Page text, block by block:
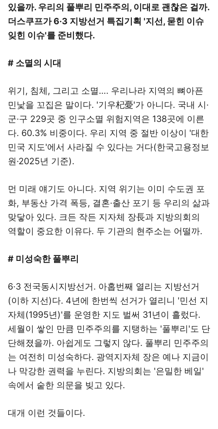
있을까. 우리의 풀뿌리 민주주의, 이대로 괜찮은 걸까.
더스쿠프가 6·3 지방선거 특집기획 '지선, 묻힌 이슈
잊힌 이슈'를 준비했다.
# 소멸의 시대
위기, 침체, 그리고 소멸…. 우리나라 지역의 뼈아픈
민낯을 꼬집은 말이다. '기우杞憂'가 아니다. 국내 시·
군·구 229곳 중 인구소멸 위험지역은 138곳에 이른
다. 60.3% 비중이다. 우리 지역 중 절반 이상이 '대한
민국 지도'에서 사라질 수 있다는 거다(한국고용정보
원·2025년 기준).
먼 미래 얘기도 아니다. 지역 위기는 이미 수도권 포
화, 부동산 가격 폭등, 결혼·출산 포기 등 우리의 삶과
맞닿아 있다. 크든 작든 지자체 장長과 지방의회의
역할이 중요한 이유다. 두 기관의 현주소는 어떨까.
# 미성숙한 풀뿌리
6·3 전국동시지방선거. 아홉번째 열리는 지방선거
(이하 지선)다. 4년에 한번씩 선거가 열리니 '민선 지
자체(1995년)'를 운영한 지도 벌써 31년이 흘렀다.
세월이 쌓인 만큼 민주주의를 지탱하는 '풀뿌리'도 단
단해졌을까. 아쉽게도 그렇지 않다. 풀뿌리 민주주의
는 여전히 미성숙하다. 광역지자체 장은 예나 지금이
나 막강한 권력을 누린다. 지방의회는 '은밀한 베일'
속에서 숱한 의문을 빚고 있다.
대개 이런 것들이다.